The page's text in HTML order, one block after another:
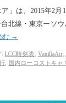
」は、2015年2
北線・東京ーソ
む →
: LCC時刻表, VanillaAir,
, 国内ローコストキャ